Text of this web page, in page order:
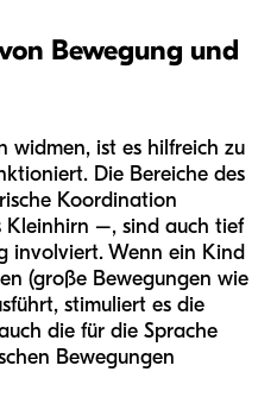
Bewegung und
widmen, ist es hilfreich zu
Die Bereiche des
Koordination
–, sind auch tief
involviert. Wenn ein Kind
(große Bewegungen wie
stimuliert es die
die für die Sprache
Bewegungen